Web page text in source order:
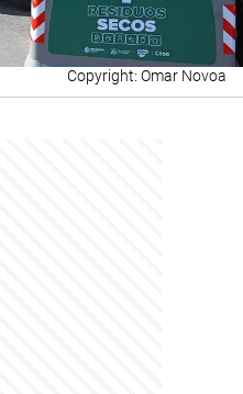
Omar Novoa